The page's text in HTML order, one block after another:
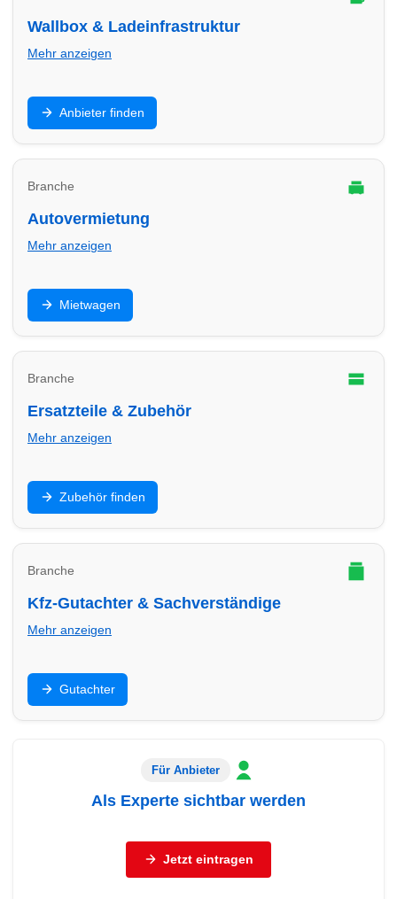
Wallbox & Ladeinfrastruktur
Mehr anzeigen
Wallbox, Installation, Abrechnung und Ladepunkte:
Finde Anbieter in Bocholt für E-Mobilität zu Hause und
im Gewerbe.
Anbieter finden
Branche
Autovermietung
Mehr anzeigen
Mietwagen für Urlaub, Umzug oder Werkstatt-Ersatz:
Finde Autovermietungen in Bocholt und vergleiche
Konditionen.
Mietwagen
Branche
Ersatzteile & Zubehör
Mehr anzeigen
Teile, Batterien, Öl, Zubehör und Einbau: Finde
Anbieter in Bocholt für schnelle Verfügbarkeit und
passende Beratung.
Zubehör finden
Branche
Kfz-Gutachter & Sachverständige
Mehr anzeigen
Unfallgutachten, Bewertung, Beweissicherung: Finde
Gutachter in Bocholt – seriös, dokumentationsstark
und schnell.
Gutachter
Für Anbieter
Als Experte sichtbar werden
Sie sind Autohaus, freier Händler, Werkstatt oder
Servicebetrieb (Reifen, Autoglas, Aufbereitung,
Abschleppdienst, Gutachter)?
Jetzt eintragen